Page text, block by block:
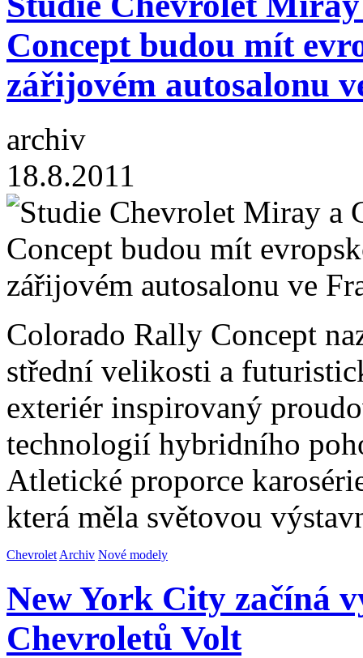
Concept budou mít
zářijovém autosalonu
archiv
18.8.2011
Colorado Rally Concept
střední velikosti a
exteriér inspirovaný
technologií hybridního
Atletické proporce
která měla světovou
Chevrolet Archiv Nové modely
New York City začíná
Chevroletů Volt